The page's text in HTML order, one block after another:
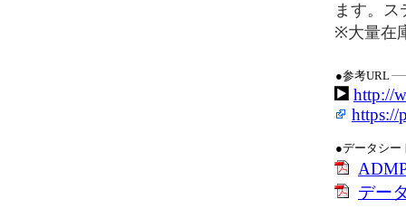
ます。
※大量在
●参考URL
http://
https://
●データシー
デー